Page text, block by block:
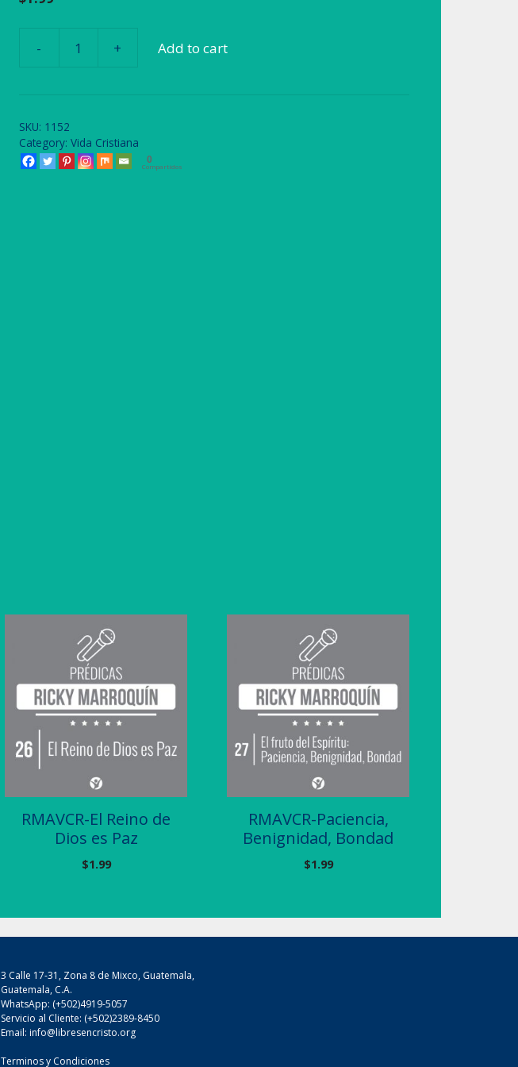
-
Nadie
Quiere
+ Add to cart
SKU: 1152
Category: Vida Cristiana
0
Compartidos
RMAVCR-El Reino de
Dios es Paz
$1.99
RMAVCR-Paciencia,
Benignidad, Bondad
$1.99
3 Calle 17-31, Zona 8 de Mixco, Guatemala,
Guatemala, C.A.
WhatsApp: (+502)4919-5057
Servicio al Cliente: (+502)2389-8450
Email: info@libresencristo.org
Terminos y Condiciones